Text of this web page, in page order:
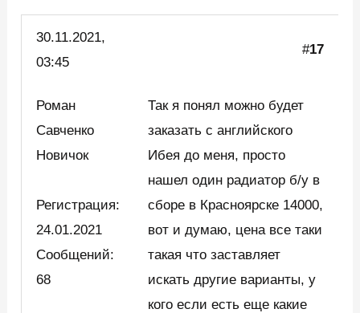
30.11.2021,
03:45
#17
Роман
Савченко
Новичок
Регистрация:
24.01.2021
Сообщений:
68
Так я понял можно будет
заказать с английского
Ибея до меня, просто
нашел один радиатор б/у в
сборе в Красноярске 14000,
вот и думаю, цена все таки
такая что заставляет
искать другие варианты, у
кого если есть еще какие